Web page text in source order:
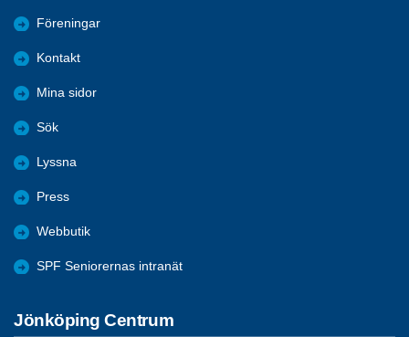
Föreningar
Kontakt
Mina sidor
Sök
Lyssna
Press
Webbutik
SPF Seniorernas intranät
Jönköping Centrum